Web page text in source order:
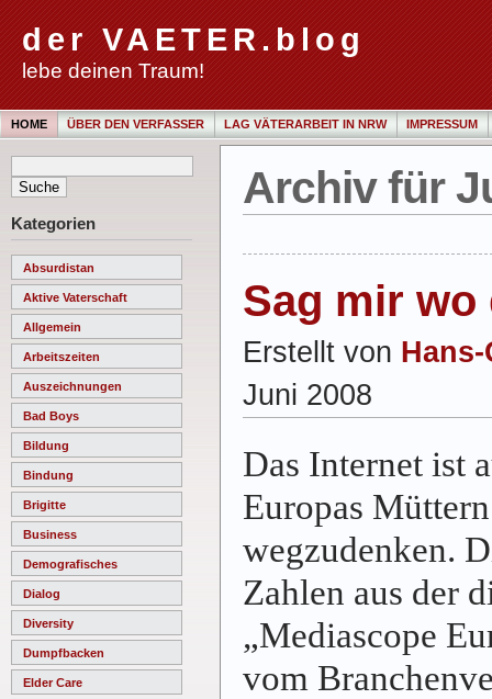
der VAETER.blog
lebe deinen Traum!
HOME ÜBER DEN VERFASSER LAG VÄTERARBEIT IN NRW IMPRESSUM
Kategorien
Absurdistan
Aktive Vaterschaft
Allgemein
Arbeitszeiten
Auszeichnungen
Bad Boys
Bildung
Bindung
Brigitte
Business
Demografisches
Dialog
Diversity
Dumpfbacken
Elder Care
Archiv für
Sag mir wo
Erstellt von
Juni 2008
Das Internet ist
Europas
wegzudenken.
Zahlen aus der
„Mediascope
vom